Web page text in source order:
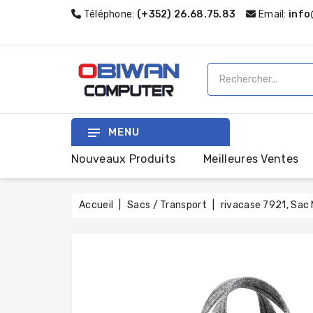
Téléphone: (+352) 26.68.75.83 Email:
MENU
Nouveaux Produits Meilleures Ventes
Accueil Sacs / Transport rivacase 7921, Sac